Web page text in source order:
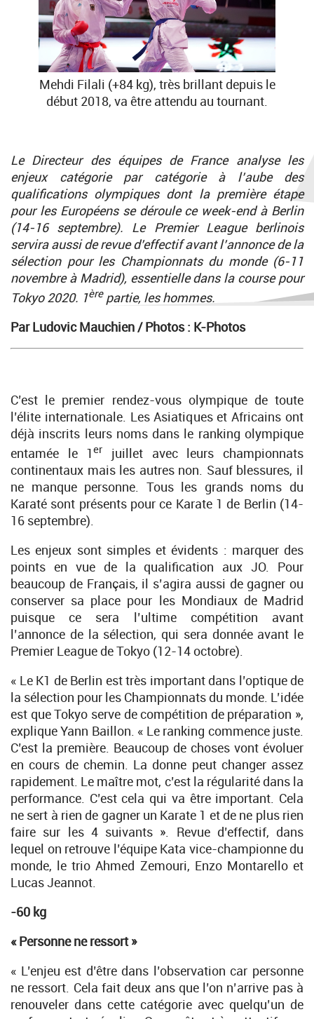
Mehdi Filali (+84 kg), très brillant depuis le
début 2018, va être attendu au tournant.
Le Directeur des équipes de France analyse les
enjeux catégorie par catégorie à l’aube des
qualifications olympiques dont la première étape
pour les Européens se déroule ce week-end à Berlin
(14-16 septembre). Le Premier League berlinois
servira aussi de revue d’effectif avant l’annonce de la
sélection pour les Championnats du monde (6-11
novembre à Madrid), essentielle dans la course pour
Tokyo 2020. 1èrepartie, les hommes.
Par Ludovic Mauchien /Photos : K-Photos
C’est le premier rendez-vous olympique de toute
l’élite internationale. Les Asiatiques et Africains ont
déjà inscrits leurs noms dans le ranking olympique
entamée le 1er
juillet avec leurs championnats
continentaux mais les autres non. Sauf blessures, il
ne manque personne. Tous les grands noms du
Karaté sont présents pour ce Karate 1 de Berlin (14-
16 septembre).
Les enjeux sont simples et évidents : marquer des
points en vue de la qualification aux JO. Pour
beaucoup de Français, il s’agira aussi de gagner ou
conserver sa place pour les Mondiaux de Madrid
puisque ce sera l’ultime compétition avant
l’annonce de la sélection, qui sera donnée avant le
Premier League de Tokyo (12-14 octobre).
« Le K1 de Berlin est très important dans l’optique de
la sélection pour les Championnats du monde. L’idée
est que Tokyo serve de compétition de préparation »,
explique Yann Baillon. « Le ranking commence juste.
C’est la première. Beaucoup de choses vont évoluer
en cours de chemin. La donne peut changer assez
rapidement. Le maître mot, c’est la régularité dans la
performance. C’est cela qui va être important. Cela
ne sert à rien de gagner un Karate 1 et de ne plus rien
faire sur les 4 suivants ». Revue d’effectif, dans
lequel on retrouve l’équipe Kata vice-championne du
monde, le trio Ahmed Zemouri, Enzo Montarello et
Lucas Jeannot.
-60 kg
« Personne ne ressort »
« L’enjeu est d’être dans l’observation car personne
ne ressort. Cela fait deux ans que l’on n’arrive pas à
renouveler dans cette catégorie avec quelqu’un de